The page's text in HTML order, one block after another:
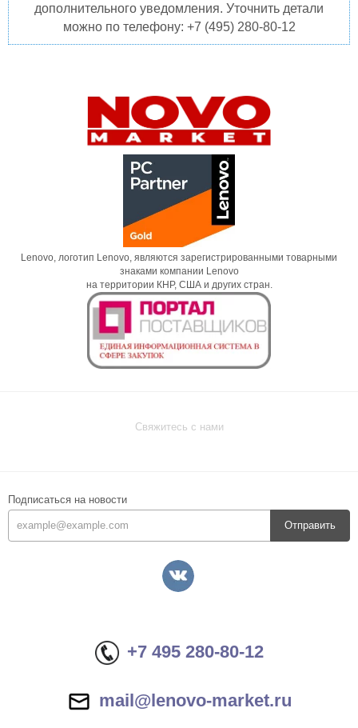
дополнительного уведомления. Уточнить детали
можно по телефону: +7 (495) 280-80-12
Lenovo, логотип Lenovo, являются зарегистрированными товарными
знаками компании Lenovo
на территории КНР, США и других стран.
Свяжитесь с нами
Подписаться на новости
Отправить
+7 495 280-80-12
mail@lenovo-market.ru